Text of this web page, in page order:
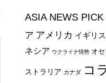
ASIA NEWS
ア アメリカ イギリス
ネシア ウクライナ情勢 オ
ストラリア カナダ コ